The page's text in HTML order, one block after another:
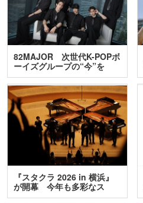
82MAJOR 次世代K-POPボ
ーイズグループの“今”を
訊…
『スタクラ 2026 in 横浜』
が開幕 今年も多彩なス
テ…